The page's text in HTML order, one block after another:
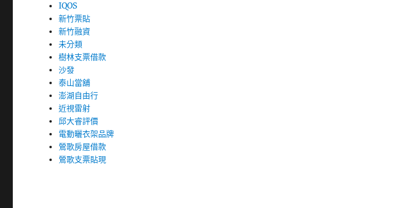
IQOS
新竹票貼
新竹融資
未分類
樹林支票借款
沙發
泰山當舖
澎湖自由行
近視雷射
邱大睿評價
電動曬衣架品牌
鶯歌房屋借款
鶯歌支票貼現